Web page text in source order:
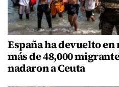
España ha devuelto en
más de 48,000
nadaron a Ceuta